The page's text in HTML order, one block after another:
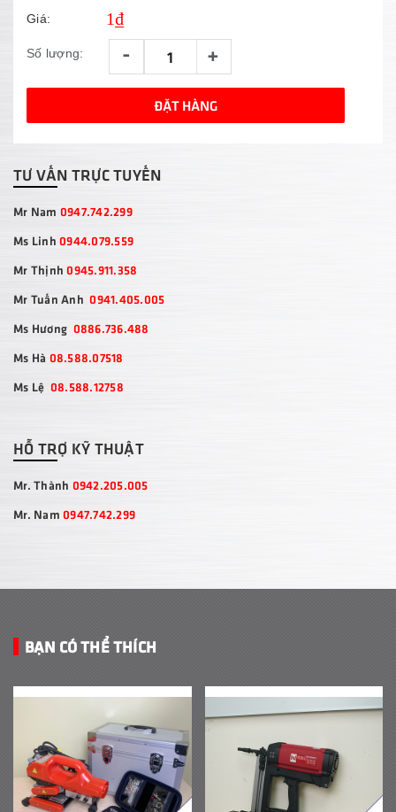
Giá: 1₫
Số lượng: - +
ĐẶT HÀNG
TƯ VẤN TRỰC TUYẾN
Mr Nam 0947.742.299
Ms Linh 0944.079.559
Mr Thịnh0945.911.358
Mr Tuấn Anh0941.405.005
Ms Hương 0886.736.488
Ms Hà 08.588.07518
Ms Lệ 08.588.12758
HỖ TRỢ KỸ THUẬT
Mr. Thành 0942.205.005
Mr. Nam 0947.742.299
BẠN CÓ THỂ THÍCH